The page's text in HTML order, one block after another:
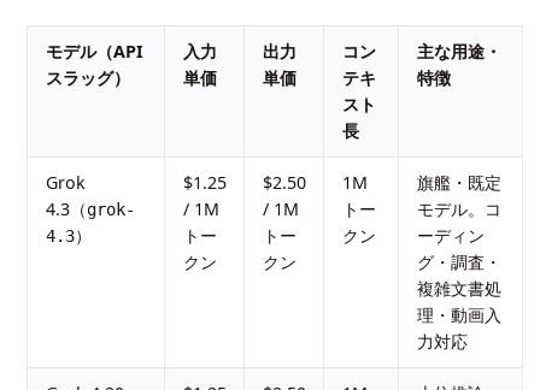
モデル（API
スラッグ）
入力
単価
出力
単価
コン
テキ
スト
長
主な用途・
特徴
Grok
4.3（grok-
4.3）
$1.25
/ 1M
トー
クン
$2.50
/ 1M
トー
クン
1M
トー
クン
旗艦・既定
モデル。コ
ーディン
グ・調査・
複雑文書処
理・動画入
力対応